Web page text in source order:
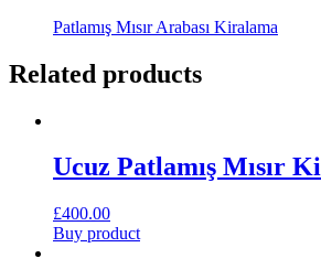
Patlamış Mısır Arabası Kiralama
Related products
Ucuz Patlamış Mısır
£400.00
Buy product